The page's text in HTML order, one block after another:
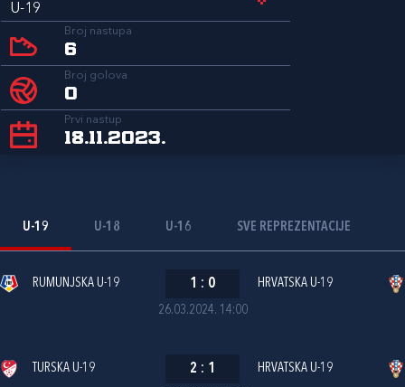
U-19
Broj nastupa
6
Broj golova
0
Prvi nastup
18.11.2023.
U-19 U-18 U-16 SVE REPREZENTACIJE
26.03.2024. 14:00
RUMUNJSKA U-19 1 : 0 HRVATSKA U-19
TURSKA U-19 2 : 1 HRVATSKA U-19